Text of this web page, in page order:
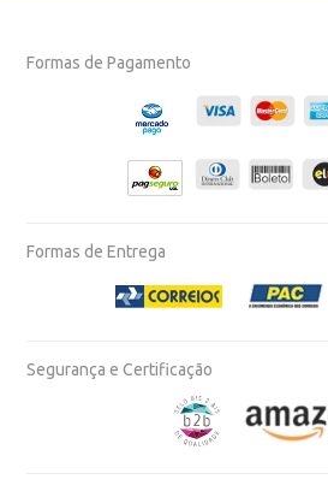
Formas de Pagamento
Formas de Entrega
Segurança e Certificação